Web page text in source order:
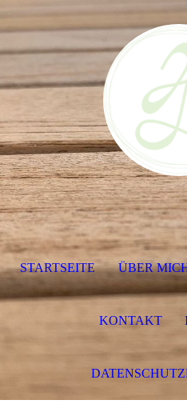
STARTSEITE ÜBER
KONTAKT